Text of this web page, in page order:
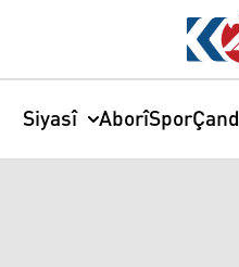
Siyasî AborîSporÇand